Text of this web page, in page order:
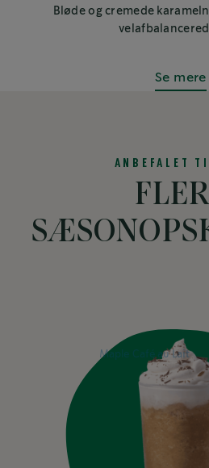
Bløde og cremede
Se mere
ANBEFALET
Previous